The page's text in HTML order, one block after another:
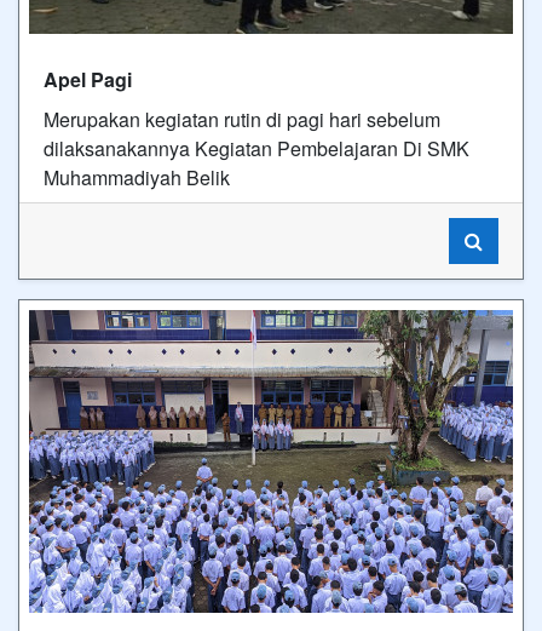
Apel Pagi
Merupakan kegiatan rutin di pagi hari sebelum
dilaksanakannya Kegiatan Pembelajaran Di SMK
Muhammadiyah Belik